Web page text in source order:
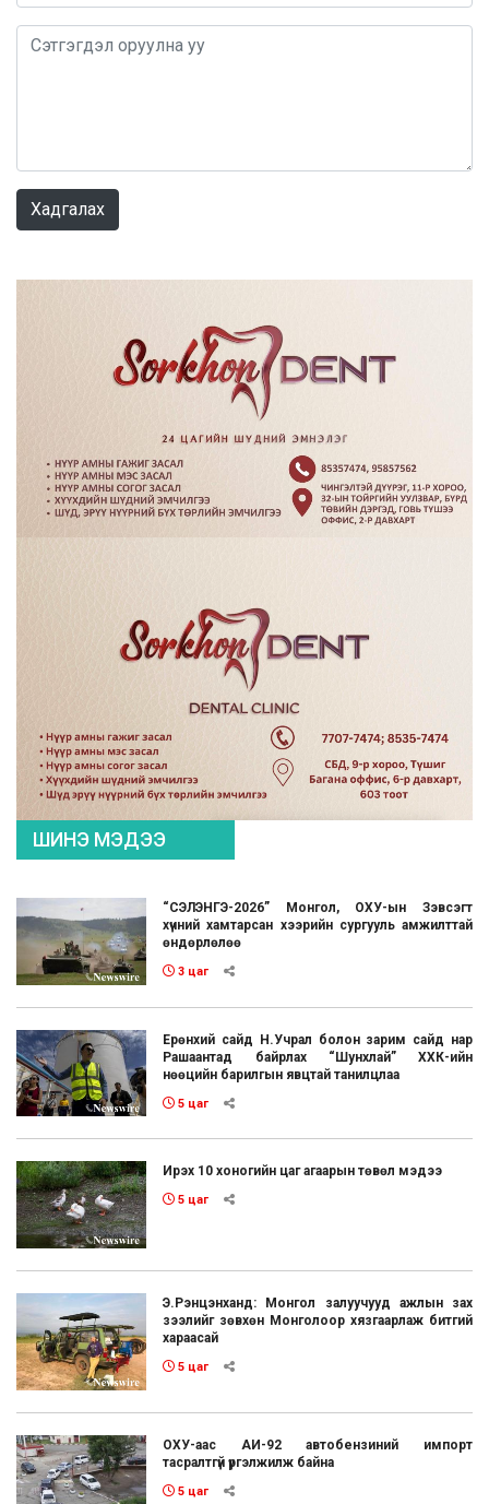
Хадгалах
ШИНЭ МЭДЭЭ
“СЭЛЭНГЭ-2026” Монгол, ОХУ-ын Зэвсэгт
хүчний хамтарсан хээрийн сургууль амжилттай
өндөрлөлөө
3 цаг
Ерөнхий сайд Н.Учрал болон зарим сайд нар
Рашаантад байрлах “Шунхлай” ХХК-ийн
нөөцийн барилгын явцтай танилцлаа
5 цаг
Ирэх 10 хоногийн цаг агаарын төвөл мэдээ
5 цаг
Э.Рэнцэнханд: Монгол залуучууд ажлын зах
зээлийг зөвхөн Монголоор хязгаарлаж битгий
хараасай
5 цаг
ОХУ-аас АИ-92 автобензиний импорт
тасралтгүй үргэлжилж байна
5 цаг